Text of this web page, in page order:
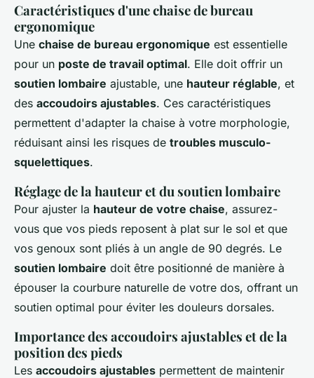
Caractéristiques d'une chaise de bureau
ergonomique
Une chaise de bureau ergonomique est essentielle
pour un poste de travail optimal. Elle doit offrir un
soutien lombaire ajustable, une hauteur réglable, et
des accoudoirs ajustables. Ces caractéristiques
permettent d'adapter la chaise à votre morphologie,
réduisant ainsi les risques de troubles musculo-
squelettiques.
Réglage de la hauteur et du soutien lombaire
Pour ajuster la hauteur de votre chaise, assurez-
vous que vos pieds reposent à plat sur le sol et que
vos genoux sont pliés à un angle de 90 degrés. Le
soutien lombaire doit être positionné de manière à
épouser la courbure naturelle de votre dos, offrant un
soutien optimal pour éviter les douleurs dorsales.
Importance des accoudoirs ajustables et de la
position des pieds
Les accoudoirs ajustables permettent de maintenir